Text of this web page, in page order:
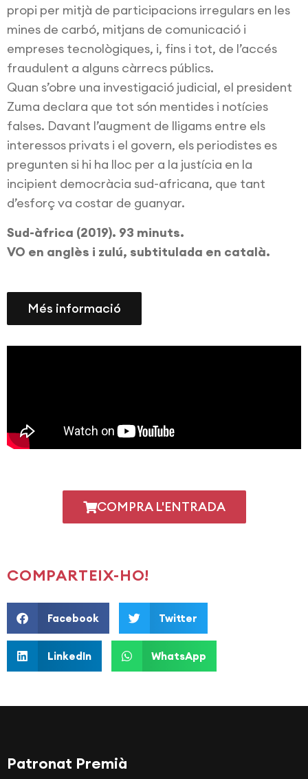
propi per mitjà de participacions irregulars en les
mines de carbó, mitjans de comunicació i
empreses tecnològiques, i, fins i tot, de l’accés
fraudulent a alguns càrrecs públics.
Quan s’obre una investigació judicial, el president
Zuma declara que tot són mentides i notícies
falses. Davant l’augment de lligams entre els
interessos privats i el govern, els periodistes es
pregunten si hi ha lloc per a la justícia en la
incipient democràcia sud-africana, que tant
d’esforç va costar de guanyar.
Sud-àfrica (2019). 93 minuts.
VO en anglès i zulú, subtitulada en català.
Més informació
COMPRA L'ENTRADA
COMPARTEIX-HO!
Facebook Twitter
LinkedIn WhatsApp
Patronat Premià